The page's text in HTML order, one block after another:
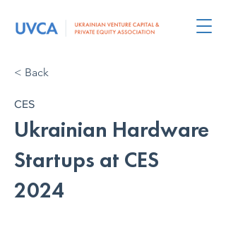
< Back
CES
Ukrainian Hardware
Startups at CES
2024